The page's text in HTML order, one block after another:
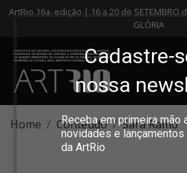
Cadastre-
nossa
Receba em primeira mão
novidades e
da ArtRio
ArtRio 16a. edição | 16 a 20 de SETEMBRO
GLÓRIA
Home Conteúdo Sara Ramo